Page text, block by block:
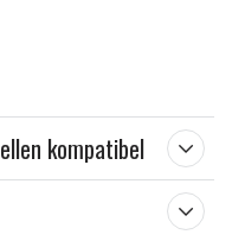
kompatibel